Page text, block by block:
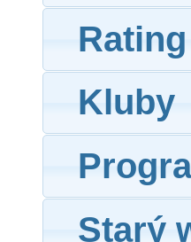
Rating
Kluby
Starý